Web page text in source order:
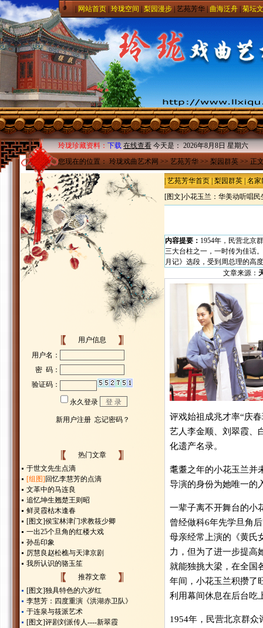
网站首页 玲珑空间 梨园漫步 艺苑芳华 曲海泛舟 菊坛
玲珑珍藏资料：下载 在线查看今天是：2026年8月8日 星期六
您现在的位置：玲珑戏曲艺术网>>艺苑芳华>>梨园群英>> 正
用户信息
热门文章
于世文先生点滴
[组图] 回忆李慧芳的点滴
文革中的马连良
追忆坤生翘楚王则昭
鲜灵霞枯木逢春
[图文]侯宝林津门求教筱少卿
一出25个旦角的红楼大戏
孙岳印象
厉慧良赵松樵与天津京剧
我所认识的骆玉笙
推荐文章
[图文]独具特色的六岁红
李慧芳：四度重演《洪湖赤卫队》
于连泉与筱派艺术
[图文]评剧刘派传人----新翠霞
艺苑芳华首页 梨园群英 名
[图文]小花玉兰：华美动听唱民
内容提要： 1954年，民营北京
三大台柱之一，一时传为佳话
月记》选段，受到周总理的高
文章来源：
评戏始祖成兆才率“庆
艺人李金顺、刘翠霞、
化遗产名录。
耄耋之年的小花玉兰并
导演的身份为她唯一
一辈子离不开舞台的小
曾经做科6年先学旦角
母亲经常上演的《黄氏
力，但为了进一步提高
就能独挑大梁，在全国
年间，小花玉兰积攒了
利用幕间休息在后台吃
1954年，民营北京群